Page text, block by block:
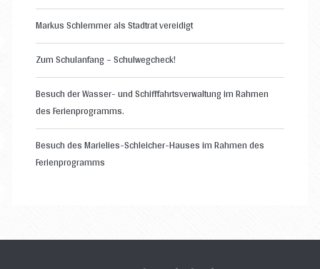
Markus Schlemmer als Stadtrat vereidigt
Zum Schulanfang – Schulwegcheck!
Besuch der Wasser- und Schifffahrtsverwaltung im Rahmen
des Ferienprogramms.
Besuch des Marielies-Schleicher-Hauses im Rahmen des
Ferienprogramms